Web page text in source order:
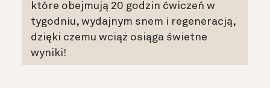
które obejmują 20 godzin ćwiczeń w
tygodniu, wydajnym snem i regeneracją,
dzięki czemu wciąż osiąga świetne
wyniki!